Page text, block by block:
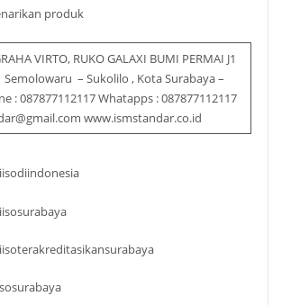
produk
VIRTO, RUKO GALAXI BUMI PERMAI J1
Semolowaru – Sukolilo , Kota Surabaya –
: 087877112117 Whatapps : 087877112117
www.ismstandar.co.id